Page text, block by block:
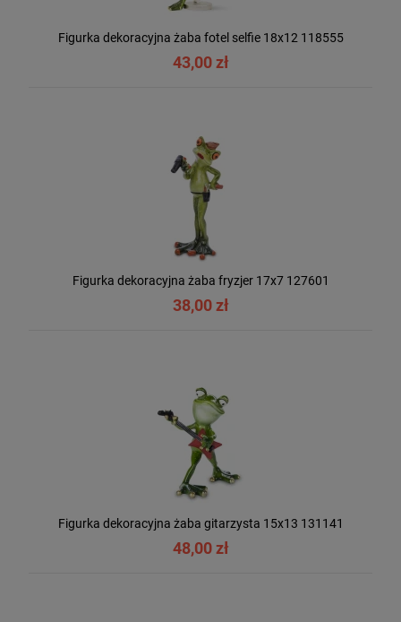
Figurka dekoracyjna żaba fotel selfie 18x12 118555
43,00 zł
Figurka dekoracyjna żaba fryzjer 17x7 127601
38,00 zł
Figurka dekoracyjna żaba gitarzysta 15x13 131141
48,00 zł